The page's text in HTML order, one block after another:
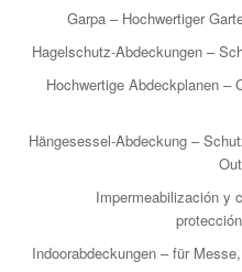
Garpa – Hochwertiger
Hagelschutz-Abdeckungen –
Hochwertige Abdeckplanen –
Hängesessel-Abdeckung –
Impermeabilización y
Indoorabdeckungen – für